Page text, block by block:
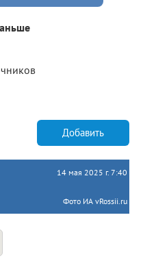
Добавить
14 мая 2025 г. 7:40
Фото ИА vRossii.ru